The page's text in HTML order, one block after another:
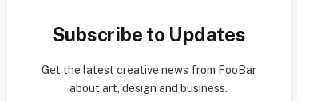
Subscribe to Updates
Get the latest creative news from FooBar
about art, design and business.